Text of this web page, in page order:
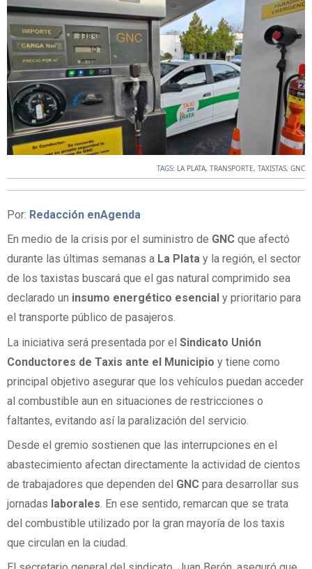
TAGS: LA PLATA, TRANSPORTE, TAXISTAS, GNC
Por: Redacción enAgenda
En medio de la crisis por el suministro de GNC que afectó
durante las últimas semanas a La Plata y la región, el sector
de los taxistas buscará que el gas natural comprimido sea
declarado un insumo energético esencial y prioritario para
el transporte público de pasajeros.
La iniciativa será presentada por el Sindicato Unión
Conductores de Taxis ante el Municipio y tiene como
principal objetivo asegurar que los vehículos puedan acceder
al combustible aun en situaciones de restricciones o
faltantes, evitando así la paralización del servicio.
Desde el gremio sostienen que las interrupciones en el
abastecimiento afectan directamente la actividad de cientos
de trabajadores que dependen del GNC para desarrollar sus
jornadas laborales. En ese sentido, remarcan que se trata
del combustible utilizado por la gran mayoría de los taxis
que circulan en la ciudad.